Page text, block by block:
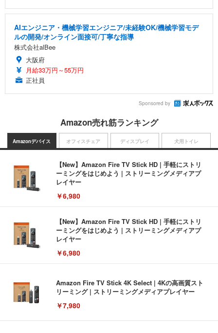
AIエンジニア・機械学習エンジニア/未経験OK/機械学習モデ
ルの開発/オンライン面接可/丁寧な指導
株式会社alBee
大阪府
月給33万円～55万円
正社員
Sponsored by
Amazon売れ筋ランキング
Amazonデバイス
【New】Amazon Fire TV Stick HD | 手軽にストリ
ーミングをはじめよう | ストリーミングメディアプ
レイヤー
￥6,980
【New】Amazon Fire TV Stick HD | 手軽にストリ
ーミングをはじめよう | ストリーミングメディアプ
レイヤー
￥6,980
Amazon Fire TV Stick 4K Select | 4Kの高画質スト
リーミング | ストリーミングメディアプレイヤー
￥7,980
オフィスチェア ディスプレイ 犬用トイレ